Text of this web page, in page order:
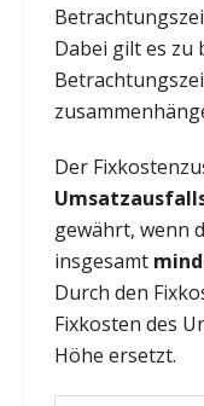
Dabei gilt es zu
Der
gewährt, wenn
insgesamt
Durch den
Fixkosten des
Höhe ersetzt.